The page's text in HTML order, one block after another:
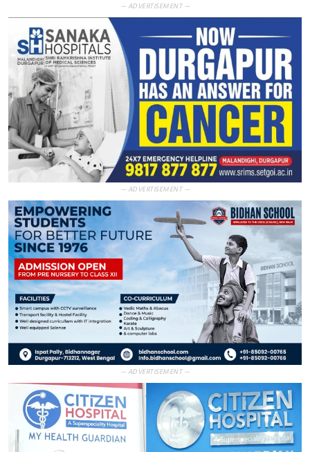
— ADVERTISEMENT —
— ADVERTISEMENT —
— ADVERTISEMENT —